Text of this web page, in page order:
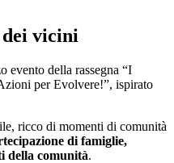
vicini
evento della rassegna “I
per Evolvere!”, ispirato
ricco di momenti di comunità
di famiglie,
della comunità.